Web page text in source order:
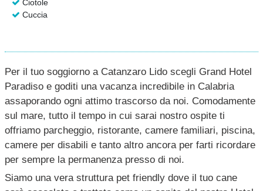
Ciotole
Cuccia
Per il tuo soggiorno a Catanzaro Lido scegli Grand Hotel
Paradiso e goditi una vacanza incredibile in Calabria
assaporando ogni attimo trascorso da noi. Comodamente
sul mare, tutto il tempo in cui sarai nostro ospite ti
offriamo parcheggio, ristorante, camere familiari, piscina,
camere per disabili e tanto altro ancora per farti ricordare
per sempre la permanenza presso di noi.
Siamo una vera struttura pet friendly dove il tuo cane